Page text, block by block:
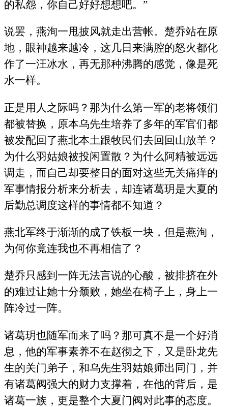
的私怨，你自己好好想想吧。”
说罢，燕洵一甩披风就走出营帐。楚乔站在原
地，眼神越来越冷，这几日来满腔的怒火都化
作了一汪冰水，再无那种沸腾的感觉，像是死
水一样。
正是用人之际吗？那为什么第一军的老将领们
都被替换，原本乌先生培养了多年的军官们都
被发配回了燕北本土跟牧民们去回回山放羊？
为什么羽姑娘被投闲置散？为什么阿精被远远
调走，而自己却要整日的面对这些无关痛痒的
军事情报分析来分析去，却连诸葛玥是大夏的
后勤总调度这样的事情都不知道？
燕北军终于渐渐的成了铁板一块，但是燕洵，
为何你竟连我也不再相信了？
楚乔只感到一阵无法言说的心酸，被排挤在外
的难过让她十分颓败，她坐在椅子上，身上一
阵冷过一阵。
诸葛玥也随军而来了吗？那可真不是一个好消
息，他的军事素养不在赵彻之下，又是卧龙先
生的关门弟子，和乌先生羽姑娘师出同门，并
有诸葛阀强大的财力支撑着，在他的背后，是
诸葛一族，更是整个大夏门阀对此事的态度。